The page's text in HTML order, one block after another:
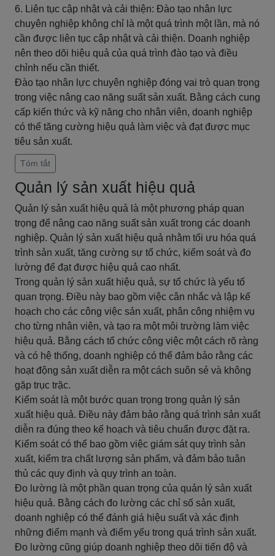
6. Liên tục cập nhật và cải thiện: Đào tạo nhân lực
chuyên nghiệp không chỉ là một quá trình một lần, mà nó
cần được liên tục cập nhật và cải thiện. Doanh nghiệp
nên theo dõi hiệu quả của quá trình đào tạo và điều
chỉnh nếu cần thiết.
Đào tạo nhân lực chuyên nghiệp đóng vai trò quan trọng
trong việc nâng cao năng suất sản xuất. Bằng cách cung
cấp kiến thức và kỹ năng cho nhân viên, doanh nghiệp
có thể tăng cường hiệu quả làm việc và đạt được mục
tiêu sản xuất.
Tóm tắt
Quản lý sản xuất hiệu quả
Quản lý sản xuất hiệu quả là một phương pháp quan
trọng để nâng cao năng suất sản xuất trong các doanh
nghiệp. Quản lý sản xuất hiệu quả nhằm tối ưu hóa quá
trình sản xuất, tăng cường sự tổ chức, kiểm soát và đo
lường để đạt được hiệu quả cao nhất.
Trong quản lý sản xuất hiệu quả, sự tổ chức là yếu tố
quan trọng. Điều này bao gồm việc cân nhắc và lập kế
hoạch cho các công việc sản xuất, phân công nhiệm vụ
cho từng nhân viên, và tạo ra một môi trường làm việc
hiệu quả. Bằng cách tổ chức công việc một cách rõ ràng
và có hệ thống, doanh nghiệp có thể đảm bảo rằng các
hoạt động sản xuất diễn ra một cách suôn sẻ và không
gặp trục trặc.
Kiểm soát là một bước quan trọng trong quản lý sản
xuất hiệu quả. Điều này đảm bảo rằng quá trình sản xuất
diễn ra đúng theo kế hoạch và tiêu chuẩn được đặt ra.
Kiểm soát có thể bao gồm việc giám sát quy trình sản
xuất, kiểm tra chất lượng sản phẩm, và đảm bảo tuân
thủ các quy định và quy trình an toàn.
Đo lường là một phần quan trọng của quản lý sản xuất
hiệu quả. Bằng cách đo lường các chỉ số sản xuất,
doanh nghiệp có thể đánh giá hiệu suất và xác định
những điểm mạnh và điểm yếu trong quá trình sản xuất.
Đo lường cũng giúp doanh nghiệp theo dõi tiến độ và